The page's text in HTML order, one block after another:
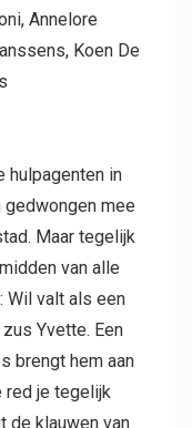
Annelore
Koen De
hulpagenten in
mee
Maar tegelijk
van alle
Wil valt als een
Yvette. Een
brengt hem aan
red je tegelijk
de klauwen van